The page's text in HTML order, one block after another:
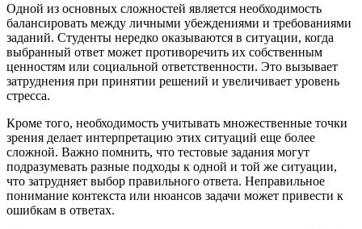
Одной из основных сложностей является необходимость
балансировать между личными убеждениями и требованиями
заданий. Студенты нередко оказываются в ситуации, когда
выбранный ответ может противоречить их собственным
ценностям или социальной ответственности. Это вызывает
затруднения при принятии решений и увеличивает уровень
стресса.
Кроме того, необходимость учитывать множественные точки
зрения делает интерпретацию этих ситуаций еще более
сложной. Важно помнить, что тестовые задания могут
подразумевать разные подходы к одной и той же ситуации,
что затрудняет выбор правильного ответа. Неправильное
понимание контекста или нюансов задачи может привести к
ошибкам в ответах.